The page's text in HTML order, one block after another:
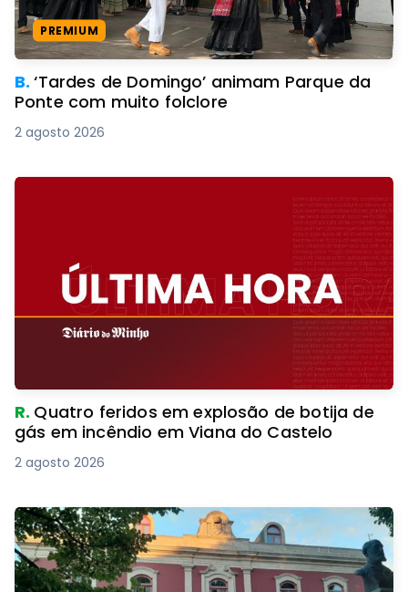
PREMIUM
B.‘Tardes de Domingo’ animam Parque da
Ponte com muito folclore
2 agosto 2026
R. Quatro feridos em explosão de botija de
gás em incêndio em Viana do Castelo
2 agosto 2026